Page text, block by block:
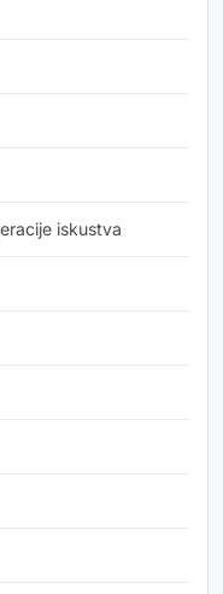
iskustva